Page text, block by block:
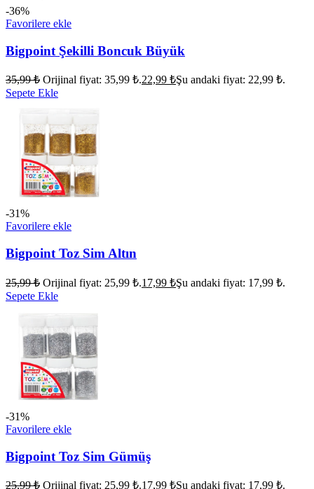
-36%
Favorilere ekle
Bigpoint Şekilli Boncuk Büyük
35,99₺ Orijinal fiyat: 35,99 ₺.22,99 ₺Şu andaki fiyat: 22,99 ₺.
Sepete Ekle
-31%
Favorilere ekle
Bigpoint Toz Sim Altın
25,99₺ Orijinal fiyat: 25,99 ₺.17,99 ₺Şu andaki fiyat: 17,99 ₺.
Sepete Ekle
-31%
Favorilere ekle
Bigpoint Toz Sim Gümüş
25,99₺ Orijinal fiyat: 25,99 ₺.17,99 ₺Şu andaki fiyat: 17,99 ₺.